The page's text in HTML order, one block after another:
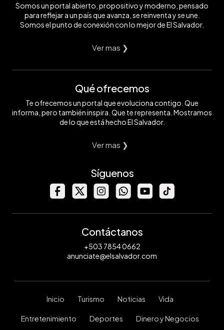
Somos un portal abierto, propositivo y moderno, pensado
para reflejar a un país que avanza, se reinventa y se une.
Somos el punto de conexión con lo mejor de El Salvador.
Ver mas ❯
Qué ofrecemos
Te ofrecemos un portal que evoluciona contigo. Que
informa, pero también inspira. Que te representa. Mostramos
de lo que está hecho El Salvador.
Ver mas ❯
Síguenos
Contáctanos
+503 7854 0662
anunciate@elsalvador.com
Inicio Turismo Noticias Vida
Entretenimiento Deportes Dinero y Negocios